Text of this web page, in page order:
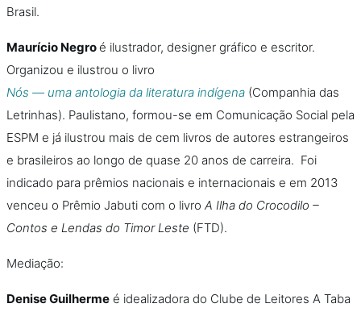
Brasil.
Maurício Negroé ilustrador, designer gráfico e escritor.
Organizou e ilustrou o livro
Nós — uma antologia da literatura indígena (Companhia das
Letrinhas). Paulistano, formou-se em Comunicação Social pela
ESPM e já ilustrou mais de cem livros de autores estrangeiros
e brasileiros ao longo de quase 20 anos de carreira. Foi
indicado para prêmios nacionais e internacionais e em 2013
venceu o Prêmio Jabuti com o livro A Ilha do Crocodilo –
Contos e Lendas do Timor Leste (FTD).
Mediação:
Denise Guilherme é idealizadora do Clube de Leitores A Taba